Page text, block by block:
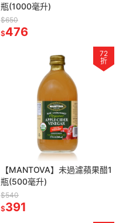
瓶(1000毫升)
$650
$476
72
折
【MANTOVA】未過濾蘋果醋1
瓶(500毫升)
$540
$391